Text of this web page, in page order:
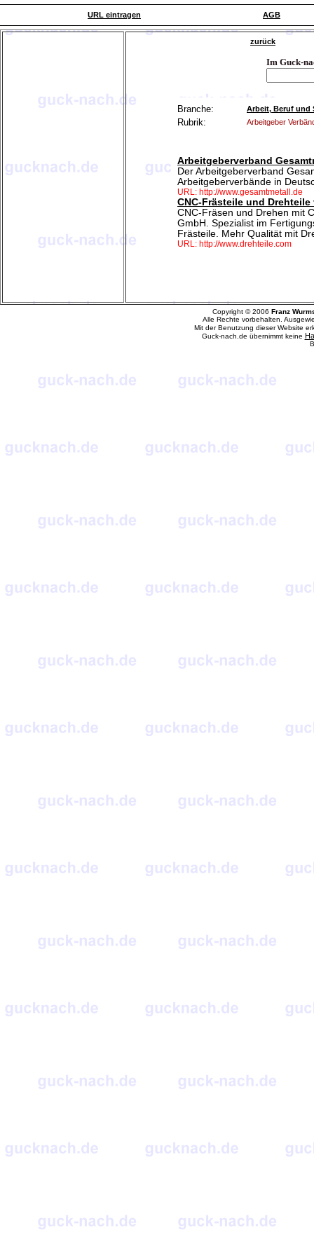
URL eintragen AGB
zurück
Im Guck-
Branche: Arbeit, Beruf und
Rubrik: Arbeitgeber
Arbeitgeberverband
Der Arbeitgeberverband
Arbeitgeberverbände in
URL: http://www.gesamtmetall.de
CNC-Frästeile und Drehteile
CNC-Fräsen und Drehen mit
GmbH. Spezialist im
Frästeile. Mehr Qualität mit
URL: http://www.drehteile.com
Copyright © 2006 Franz
Alle Rechte vorbehalten.
Mit der Benutzung dieser Website
Guck-nach.de übernimmt keine